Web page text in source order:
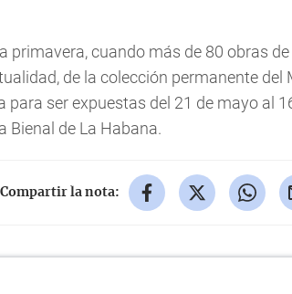
primavera, cuando más de 80 obras de
de la colección permanente del
para ser expuestas del 21 de mayo al
Bienal de La Habana.
Compartir la nota: